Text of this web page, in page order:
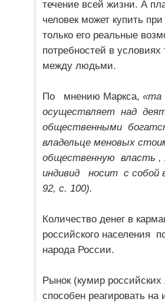
течение всей жизни. А
человек может купить
только его реальные
потребностей в
между людьми.
По мнению Маркса,«та
осуществляет над
общественными
владельце меновых
общественную власть
индивид носит с собой
92, с. 100).
Количество денег в
российского населения
народа России.
Рынок (кумир
способен реагировать